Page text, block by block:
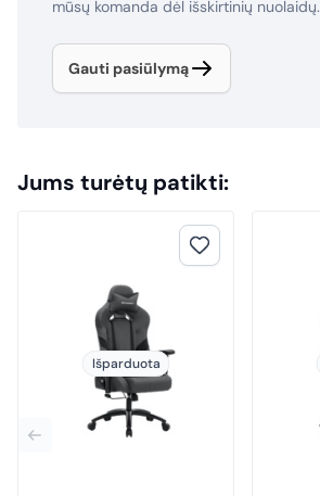
mūsų komanda dėl išskirtinių nuolaidų.
Gauti pasiūlymą
Jums turėtų patikti:
Išparduota